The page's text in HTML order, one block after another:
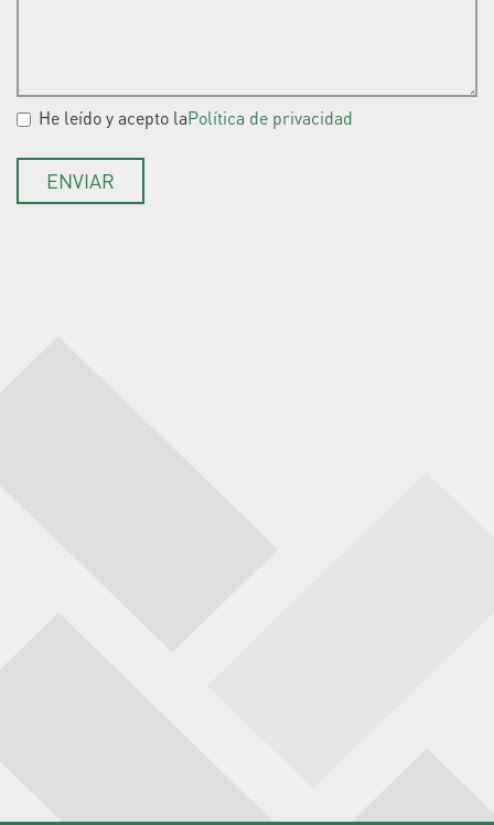
Aceptación de condiciones*
He leído y acepto laPolítica de privacidad
ENVIAR